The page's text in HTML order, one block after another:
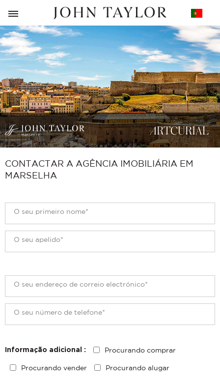
VOLTAR
CONTACTAR A AGÊNCIA IMOBILIÁRIA EM
MARSELHA
Informação adicional : Procurando comprar
Procurando vender Procurando alugar